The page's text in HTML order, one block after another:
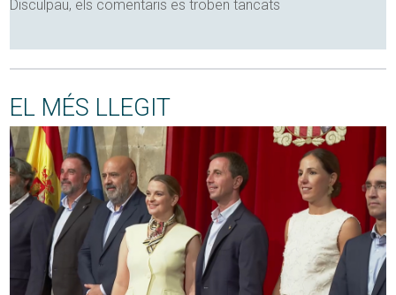
Disculpau, els comentaris es troben tancats
EL MÉS LLEGIT